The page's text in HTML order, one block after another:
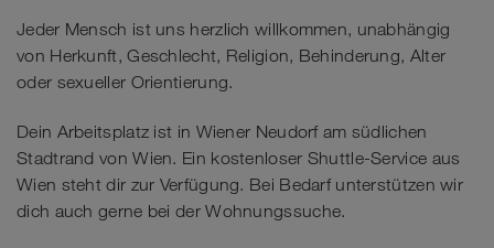
Jeder Mensch ist uns herzlich willkommen, unabhängig
von Herkunft, Geschlecht, Religion, Behinderung, Alter
oder sexueller Orientierung.
Dein Arbeitsplatz ist in Wiener Neudorf am südlichen
Stadtrand von Wien. Ein kostenloser Shuttle-Service aus
Wien steht dir zur Verfügung. Bei Bedarf unterstützen wir
dich auch gerne bei der Wohnungssuche.